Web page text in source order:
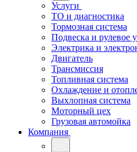
Услуги
ТО и диагностика
Тормозная система
Подвеска и рулевое
Электрика и
Двигатель
Трансмиссия
Топливная система
Охлаждение и
Выхлопная система
Моторный цех
Грузовая автомойка
Компания